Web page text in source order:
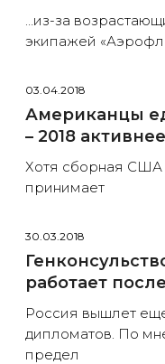
…из-за
экипажей
03.04.2018
Американцы
– 2018
Хотя сборная США
принимает
30.03.2018
работает
Россия вышлет
дипломатов. По
предел